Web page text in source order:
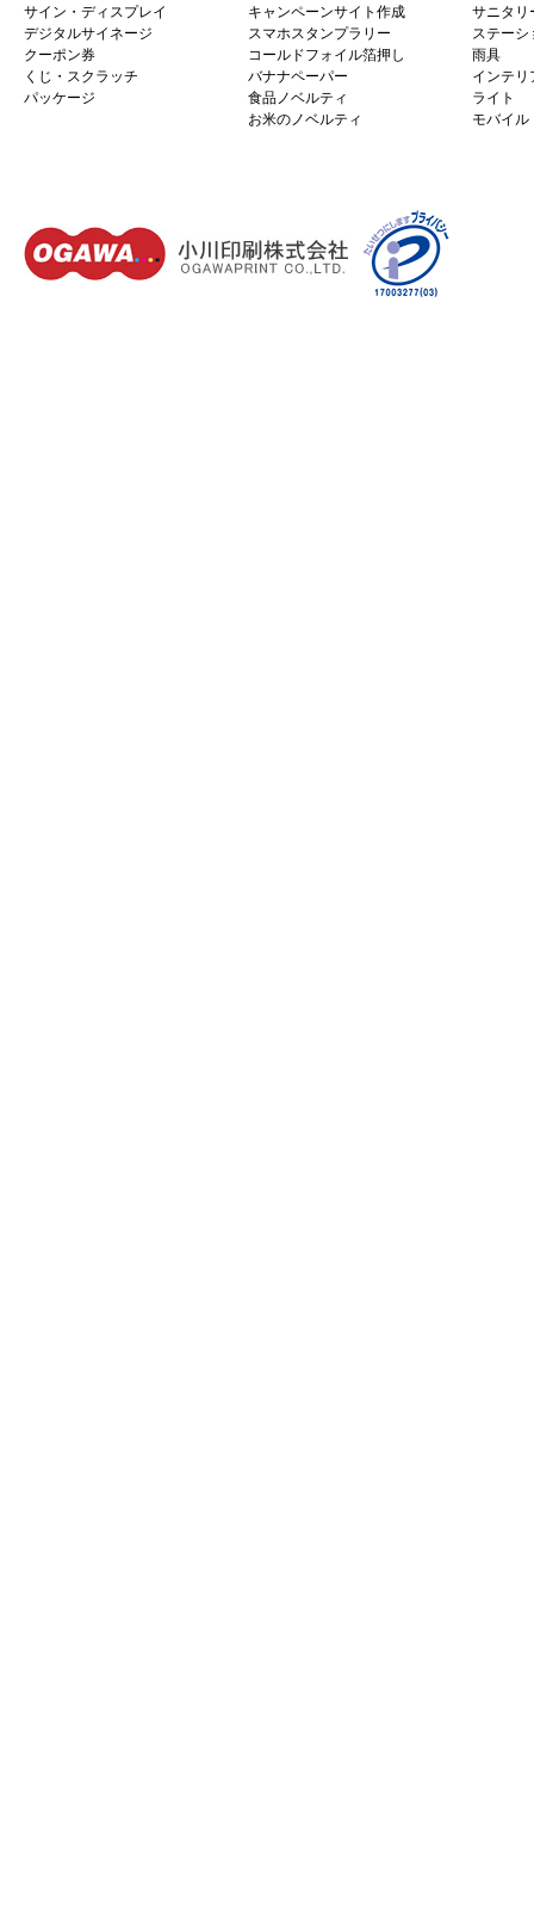
サイン・ディスプレイ
デジタルサイネージ
クーポン券
くじ・スクラッチ
パッケージ
キャンペーンサイト作成
スマホスタンプラリー
コールドフォイル箔押し
バナナペーパー
食品ノベルティ
お米のノベルティ
サニタリ
ステーシ
雨具
インテリ
ライト
モバイル